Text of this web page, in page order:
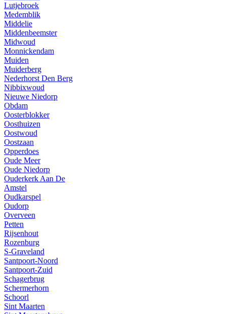
Lutjebroek
Medemblik
Middelie
Middenbeemster
Midwoud
Monnickendam
Muiden
Muiderberg
Nederhorst Den Berg
Nibbixwoud
Nieuwe Niedorp
Obdam
Oosterblokker
Oosthuizen
Oostwoud
Oostzaan
Opperdoes
Oude Meer
Oude Niedorp
Ouderkerk Aan De
Amstel
Oudkarspel
Oudorp
Overveen
Petten
Rijsenhout
Rozenburg
S-Graveland
Santpoort-Noord
Santpoort-Zuid
Schagerbrug
Schermerhorn
Schoorl
Sint Maarten